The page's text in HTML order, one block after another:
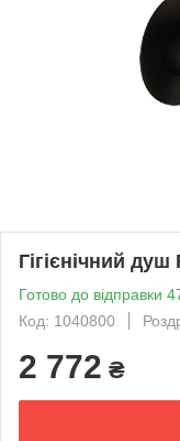
Гігієнічний
Готово до відправки
Код: 1040800
2 772 ₴